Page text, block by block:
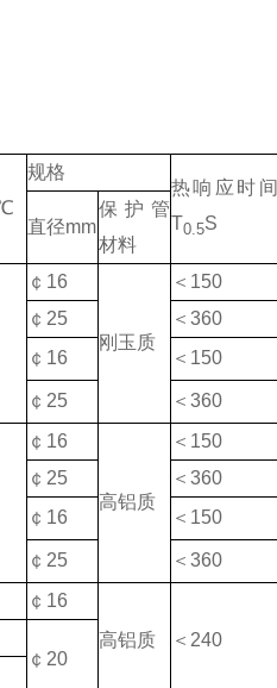
规格
热响应时间
T0.5S
直径mm
保护管
材料
￠16
刚玉质
＜150
￠25 ＜360
￠16
＜150
￠25 ＜360
￠16
高铝质
＜150
￠25 ＜360
￠16
＜150
￠25 ＜360
￠16
高铝质
＜240
￠20